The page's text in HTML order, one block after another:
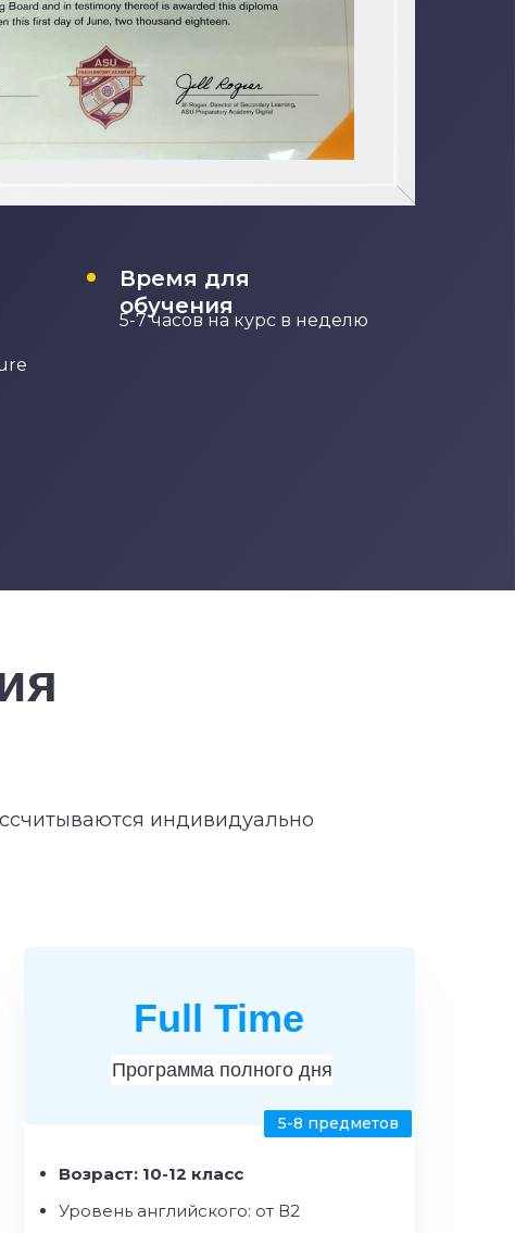
Время для
обучения
5-7 часов на курс в неделю
индивидуально
Возраст: 10-12 класс
Уровень английского: от В2
Full Time
Программа полного дня
5-8 предметов